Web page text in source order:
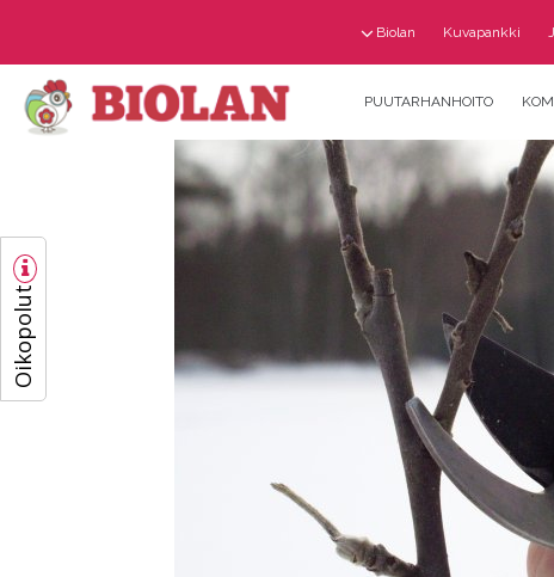
Oikopolut
Biolan Kuvapankki
PUUTARHANHOITO